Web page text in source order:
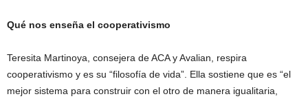
Qué nos enseña el cooperativismo
Teresita Martinoya, consejera de ACA y Avalian, respira
cooperativismo y es su “filosofía de vida”. Ella sostiene que es “el
mejor sistema para construir con el otro de manera igualitaria,